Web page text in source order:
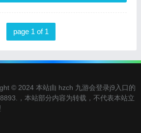
page 1 of 1
© 2024 本站由 hzch 九游会登录j9入口的
，本站部分内容为转载，不代表本站立